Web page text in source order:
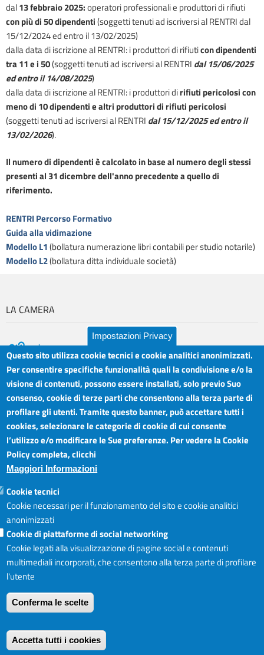
dal13 febbraio 2025:operatori professionali e produttori di rifiuti
con più di 50 dipendenti(soggetti tenuti ad iscriversi al RENTRI dal
15/12/2024 ed entro il 13/02/2025)
dalla data di iscrizione al RENTRI: i produttori di rifiuticon dipendenti
tra 11 e i 50(soggetti tenuti ad iscriversi al RENTRI dal 15/06/2025
ed entro il 14/08/2025)
dalla data di iscrizione al RENTRI:i produttori dirifiuti pericolosi con
meno di 10 dipendenti e altri produttori di rifiuti pericolosi
(soggetti tenuti ad iscriversi al RENTRI dal 15/12/2025 ed entro il
13/02/2026).
Il numero di dipendenti è calcolato in base al numero degli stessi
presenti al 31 dicembre dell'anno precedente a quello di
riferimento.
RENTRI Percorso Formativo
Guida alla vidimazione
Modello L1(bollatura numerazione libri contabili per studio notarile)
Modello L2(bollatura ditta individuale società)
LA CAMERA
Camera di Commercio Industria Artigianato e
Agricoltura del Sud Est Sicilia
Sede legale: Via Cappuccini, 2 - Catania
Sede territoriale: Piazza della Libertà - Ragusa
Sede territoriale: Via Duca degli Abruzzi, 4 - Siracusa
Posta elettronica certificata: ctrgsr
pec.ctrgsr.camcom.it
Sito:www.ctrgsr.camcom.gov.it
Codice di fatturazione elettronica:
Orari sportelli:
Dal Lunedì al Venerdì ore
8.30 - 12.00
Martedì anche 15.45 - 17.45
Copyright © CCIAA, 2019
Impostazioni Privacy
Questo sito utilizza cookie tecnici e cookie analitici anonimizzati.
Per consentire specifiche funzionalità quali la condivisione e/o la
visione di contenuti, possono essere installati, solo previo Suo
consenso, cookie di terze parti che consentono alla terza parte di
profilare gli utenti. Tramite questo banner, può accettare tutti i
cookies, selezionare le categorie di cookie di cui consente
l’utilizzo e/o modificare le Sue preferenze. Per vedere la Cookie
Policy completa, clicchi
Maggiori Informazioni
Cookie tecnici
Cookie necessari per il funzionamento del sito e cookie analitici
anonimizzati
Cookie di piattaforme di social networking
Cookie legati alla visualizzazione di pagine social e contenuti
multimediali incorporati, che consentono alla terza parte di profilare
l'utente
Conferma le scelte
Accetta tutti i cookies